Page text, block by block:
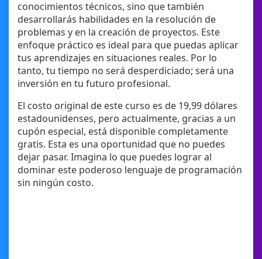
conocimientos técnicos, sino que también
desarrollarás habilidades en la resolución de
problemas y en la creación de proyectos. Este
enfoque práctico es ideal para que puedas aplicar
tus aprendizajes en situaciones reales. Por lo
tanto, tu tiempo no será desperdiciado; será una
inversión en tu futuro profesional.
El costo original de este curso es de 19,99 dólares
estadounidenses, pero actualmente, gracias a un
cupón especial, está disponible completamente
gratis. Esta es una oportunidad que no puedes
dejar pasar. Imagina lo que puedes lograr al
dominar este poderoso lenguaje de programación
sin ningún costo.